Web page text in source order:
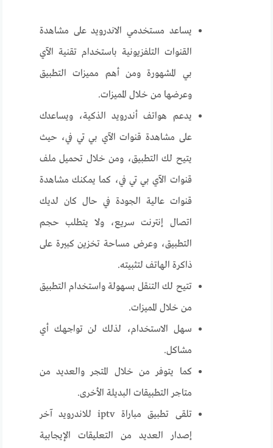
يساعد مستخدمي الاندرويد على مشاهدة
القنوات التلفزيونية باستخدام تقنية الآي
بي المشهورة ومن أهم مميزات التطبيق
وعرضها من خلال المميزات.
يدعم هواتف أندرويد الذكية، ويساعدك
على مشاهدة قنوات الآي بي تي في، حيث
يتيح لك التطبيق، ومن خلال تحميل ملف
قنوات الآي بي تي في، كما يمكنك مشاهدة
قنوات عالية الجودة في حال كان لديك
اتصال إنترنت سريع، ولا يتطلب حجم
التطبيق، وعرض مساحة تخزين كبيرة على
ذاكرة الهاتف لتثبيته.
تتيح لك التنقل بسهولة واستخدام التطبيق
من خلال المميزات.
سهل الاستخدام، لذلك لن تواجهك أي
مشاكل.
كما يتوفر من خلال المتجر والعديد من
متاجر التطبيقات البديلة الأخرى.
تلقى تطبيق مباراة iptv للاندرويد آخر
إصدار العديد من التعليقات الإيجابية